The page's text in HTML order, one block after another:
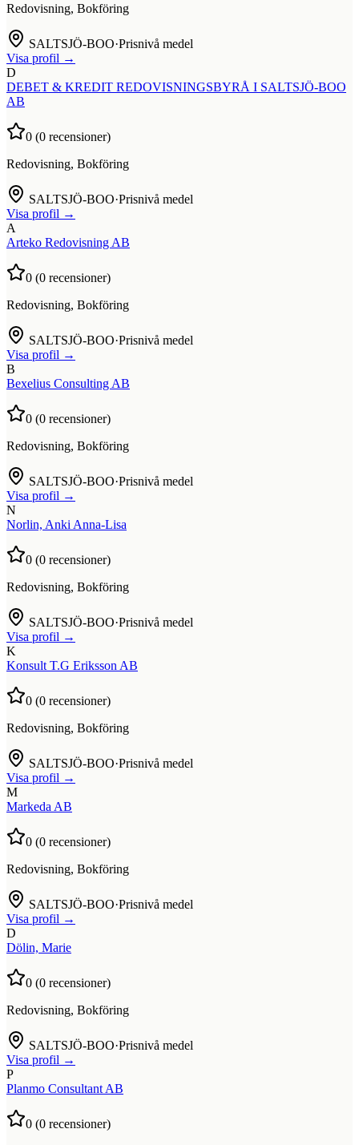
Redovisning, Bokföring
SALTSJÖ-BOO·Prisnivå medel
Visa profil →
D
DEBET & KREDIT REDOVISNINGSBYRÅ I SALTSJÖ-BOO
AB
0 (0 recensioner)
Redovisning, Bokföring
SALTSJÖ-BOO·Prisnivå medel
Visa profil →
A
Arteko Redovisning AB
0 (0 recensioner)
Redovisning, Bokföring
SALTSJÖ-BOO·Prisnivå medel
Visa profil →
B
Bexelius Consulting AB
0 (0 recensioner)
Redovisning, Bokföring
SALTSJÖ-BOO·Prisnivå medel
Visa profil →
N
Norlin, Anki Anna-Lisa
0 (0 recensioner)
Redovisning, Bokföring
SALTSJÖ-BOO·Prisnivå medel
Visa profil →
K
Konsult T.G Eriksson AB
0 (0 recensioner)
Redovisning, Bokföring
SALTSJÖ-BOO·Prisnivå medel
Visa profil →
M
Markeda AB
0 (0 recensioner)
Redovisning, Bokföring
SALTSJÖ-BOO·Prisnivå medel
Visa profil →
D
Dölin, Marie
0 (0 recensioner)
Redovisning, Bokföring
SALTSJÖ-BOO·Prisnivå medel
Visa profil →
P
Planmo Consultant AB
0 (0 recensioner)